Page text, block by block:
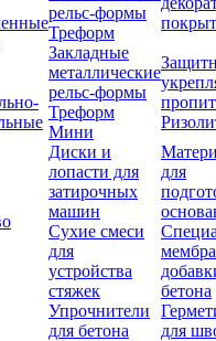
рельс-формы
Треформ
Закладные
металлические
рельс-формы
Треформ
Мини
Диски и
лопасти для
затирочных
машин
для
Сухие смеси
для
устройства
стяжек
бетона
Упрочнители
для бетона
для